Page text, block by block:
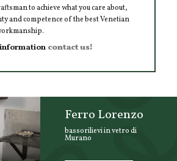
to achieve what you care about,
and competence of the best Venetian
contact us!
Ferro Lorenzo
bassorilievi in vetro di
Murano